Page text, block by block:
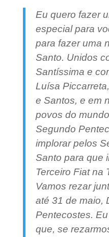
Eu quero fazer
especial para
para fazer uma
Santo. Unidos
Santíssima e
Luísa
e Santos, e em
povos do
Segundo
implorar pelos
Santo para que
Terceiro Fiat na
Vamos rezar
até 31 de maio,
Pentecostes.
que, se